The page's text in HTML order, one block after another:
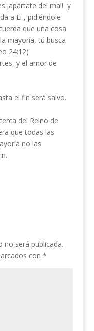
¡apártate del mal! y
a El , pidiéndole
que una cosa
mayoría, tú busca
24:12)
y el amor de
el fin será salvo.
del Reino de
que todas las
no las
no será publicada.
con *